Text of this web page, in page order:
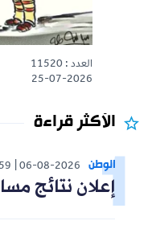
العدد : 11520
25-07-2026
الأكثر قراءة
الوطن 06-08-2026
إعلان نتائج